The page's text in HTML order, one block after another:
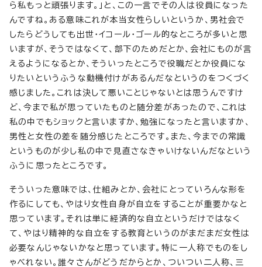
ら私もっと頑張ります。」と、この一言でその人は役員になった
んですね。ある意味これが本当女性らしいというか、男社会で
したらどうしても出世・イコール・ゴール的なところが多いと思
いますが、そうではなくて、部下のためだとか、会社にものが言
えるようになるとか、そういったところで役職だとか役員にな
りたいというふうな動機付けがあるんだなというのをつくづく
感じました。これは決して悪いことじゃないとは思うんですけ
ど、今まで私が思っていたものと随分差があったので、これは
私の中でもショックと言いますか、勉強になったと言いますか、
男性と女性の差を随分感じたところです。また、今までの常識
というものが少し私の中で見直さなきゃいけないんだなという
ふうに思ったところです。
そういった意味では、仕組みとか、会社にとっていろんな形を
作るにしても、やはり女性自身が自立をすることが重要かなと
思っています。それは単に経済的な自立というだけではなく
て、やはり精神的な自立をする教育というのがまだまだ女性は
必要なんじゃないかなと思っています。特に一人称でものをし
ゃべれない。誰々さんがどうだからとか、ついつい二人称、三